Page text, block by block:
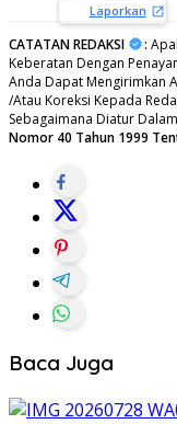
Laporkan
CATATAN REDAKSI :
Keberatan Dengan
Anda Dapat Mengirimkan
/Atau Koreksi Kepada
Sebagaimana Diatur Dalam
Nomor 40 Tahun 1999
Baca Juga